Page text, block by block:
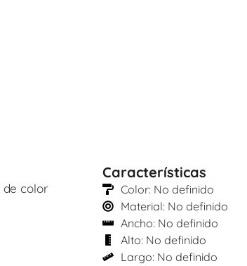
de color
Características
Color: No definido
Material: No definido
Ancho: No definido
Alto: No definido
Largo: No definido